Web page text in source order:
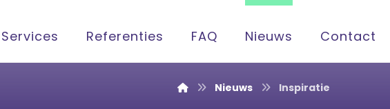
Services Referenties FAQ Nieuws Contact
Nieuws Inspiratie